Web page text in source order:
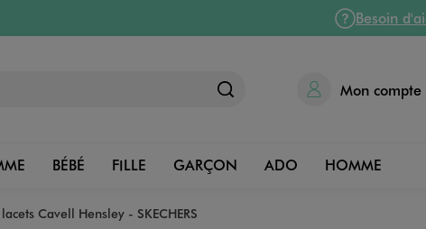
Besoin
Mon compte
BÉBÉ FILLE GARÇON ADO HOMME
Cavell Hensley - SKECHERS